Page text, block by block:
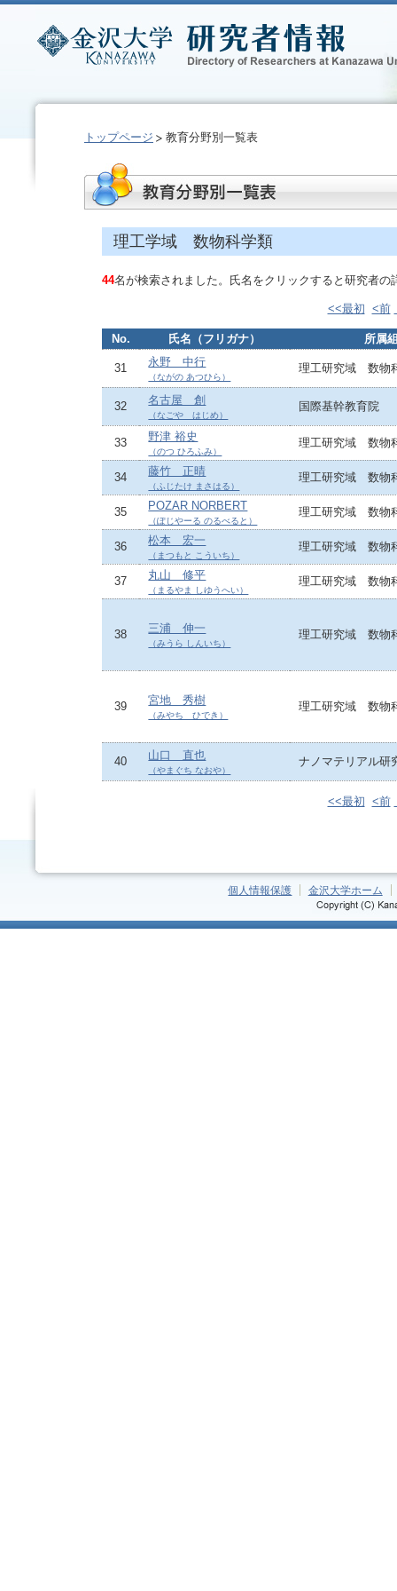
トップページ 教育分野別一覧表
理工学域 数物科学類
44名が検索されました。氏名をクリックすると研究者の
<<最初 <前
No. 氏名（フリガナ） 所属
31 永野 中行
（ながの あつひら）
理工研究域 数物
32 名古屋 創
（なごや はじめ）
国際基幹教育院
33 野津 裕史
（のつ ひろふみ）
理工研究域 数物
34 藤竹 正晴
（ふじたけ まさはる）
理工研究域 数物
35 POZAR NORBERT
（ぽじやーる のるべると）
理工研究域 数物
36 松本 宏一
（まつもと こういち）
理工研究域 数物
37 丸山 修平
（まるやま しゆうへい）
理工研究域 数物
38 三浦 伸一
（みうら しんいち）
理工研究域 数物
39 宮地 秀樹
（みやち ひでき）
理工研究域 数物
40 山口 直也
（やまぐち なおや）
ナノマテリアル研
<<最初 <前
個人情報保護 金沢大学ホーム